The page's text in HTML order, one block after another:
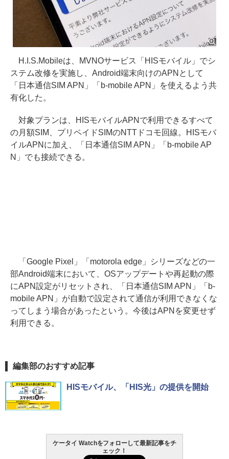
H.I.S.Mobileは、MVNOサービス「HISモバイル」でシ
ステム改修を実施し、Android端末向けのAPNとして
「日本通信SIM APN」「b-mobile APN」を使えるよう共
有化した。
対象プランは、HISモバイルAPNで利用できるすべて
の月額SIM、プリペイドSIMのNTTドコモ回線。HISモバ
イルAPNに加え、「日本通信SIM APN」「b-mobile AP
N」でも接続できる。
「Google Pixel」「motorola edge」シリーズなどの一
部Android端末において、OSアップデートや再起動の際
にAPN設定がリセットされ、「日本通信SIM APN」「b-
mobile APN」が自動で設定されて通信が利用できなくな
ってしまう場合があったという。今後はAPNを変更せず
利用できる。
編集部のおすすめ記事
HISモバイル、「HIS光」の提供を開始
ケータイ Watchをフォローして最新記事をチ
ェック！